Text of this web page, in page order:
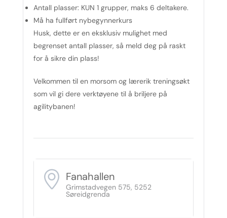
Antall plasser: KUN 1 grupper, maks 6 deltakere.
Må ha fullført nybegynnerkurs
Husk, dette er en eksklusiv mulighet med
begrenset antall plasser, så meld deg på raskt
for å sikre din plass!
Velkommen til en morsom og lærerik treningsøkt
som vil gi dere verktøyene til å briljere på
agilitybanen!
Fanahallen
Grimstadvegen 575, 5252
Søreidgrenda